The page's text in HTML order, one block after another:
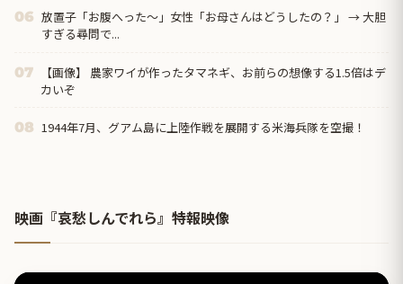
06 放置子「お腹へった～」女性「お母さんはどうしたの？」 → 大胆
すぎる尋問で...
07
【画像】 農家ワイが作ったタマネギ、お前らの想像する1.5倍はデ
カいぞ
08 1944年7月、グアム島に上陸作戦を展開する米海兵隊を空撮！
映画『哀愁しんでれら』特報映像